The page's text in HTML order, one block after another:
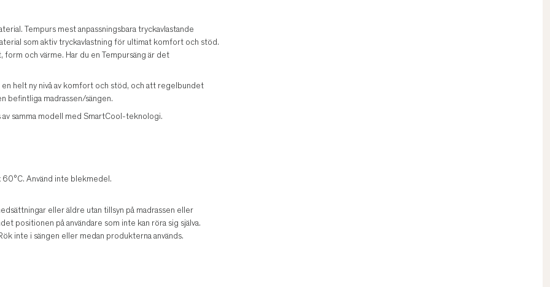
Tempurs mest anpassningsbara tryckavlastande
som aktiv tryckavlastning för ultimat komfort och stöd.
och värme. Har du en Tempursäng är det
helt ny nivå av komfort och stöd, och att regelbundet
befintliga madrassen/sängen.
samma modell med SmartCool-teknologi.
Använd inte blekmedel.
eller äldre utan tillsyn på madrassen eller
positionen på användare som inte kan röra sig själva.
inte i sängen eller medan produkterna används.